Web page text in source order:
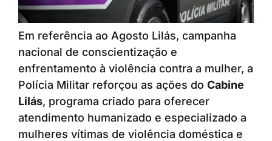
Em referência ao Agosto Lilás, campanha
nacional de conscientização e
enfrentamento à violência contra a mulher, a
Polícia Militar reforçou as ações do Cabine
Lilás, programa criado para oferecer
atendimento humanizado e especializado a
mulheres vítimas de violência doméstica e